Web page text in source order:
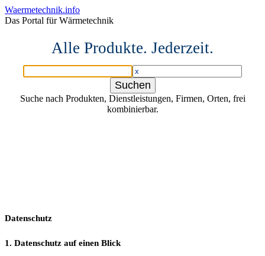
Waermetechnik.info
Das Portal für Wärmetechnik
Alle Produkte. Jederzeit.
Suche nach Produkten, Dienstleistungen, Firmen, Orten, frei
kombinierbar.
Datenschutz
1. Datenschutz auf einen Blick